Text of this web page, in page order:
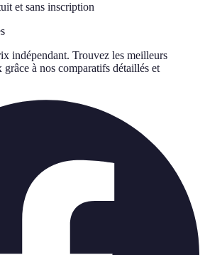
et sans inscription
indépendant. Trouvez les meilleurs
à nos comparatifs détaillés et